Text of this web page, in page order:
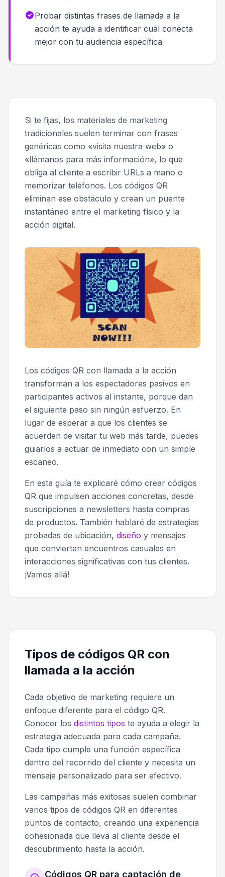
Probar distintas frases de llamada a la
acción te ayuda a identificar cuál conecta
mejor con tu audiencia específica
Si te fijas, los materiales de marketing
tradicionales suelen terminar con frases
genéricas como «visita nuestra web» o
«llámanos para más información», lo que
obliga al cliente a escribir URLs a mano o
memorizar teléfonos. Los códigos QR
eliminan ese obstáculo y crean un puente
instantáneo entre el marketing físico y la
acción digital.
Los códigos QR con llamada a la acción
transforman a los espectadores pasivos en
participantes activos al instante, porque dan
el siguiente paso sin ningún esfuerzo. En
lugar de esperar a que los clientes se
acuerden de visitar tu web más tarde, puedes
guiarlos a actuar de inmediato con un simple
escaneo.
En esta guía te explicaré cómo crear códigos
QR que impulsen acciones concretas, desde
suscripciones a newsletters hasta compras
de productos. También hablaré de estrategias
probadas de ubicación, diseño y mensajes
que convierten encuentros casuales en
interacciones significativas con tus clientes.
¡Vamos allá!
Tipos de códigos QR con
llamada a la acción
Cada objetivo de marketing requiere un
enfoque diferente para el código QR.
Conocer los distintos tipos te ayuda a elegir la
estrategia adecuada para cada campaña.
Cada tipo cumple una función específica
dentro del recorrido del cliente y necesita un
mensaje personalizado para ser efectivo.
Las campañas más exitosas suelen combinar
varios tipos de códigos QR en diferentes
puntos de contacto, creando una experiencia
cohesionada que lleva al cliente desde el
descubrimiento hasta la acción.
Códigos QR para captación de